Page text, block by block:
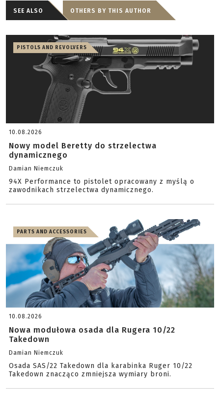
SEE ALSO OTHERS BY THIS AUTHOR
PISTOLS AND REVOLVERS
10.08.2026
Nowy model Beretty do strzelectwa
dynamicznego
Damian Niemczuk
94X Performance to pistolet opracowany z myślą o
zawodnikach strzelectwa dynamicznego.
PARTS AND ACCESSORIES
10.08.2026
Nowa modułowa osada dla Rugera 10/22
Takedown
Damian Niemczuk
Osada SAS/22 Takedown dla karabinka Ruger 10/22
Takedown znacząco zmniejsza wymiary broni.